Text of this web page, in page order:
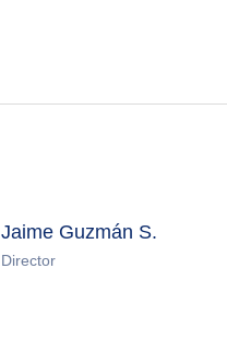
Jaime Guzmán S.
Director